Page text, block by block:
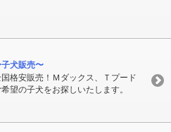
子犬販売〜
格安販売！Ｍダックス、Ｔプード
望の子犬をお探しいたします。